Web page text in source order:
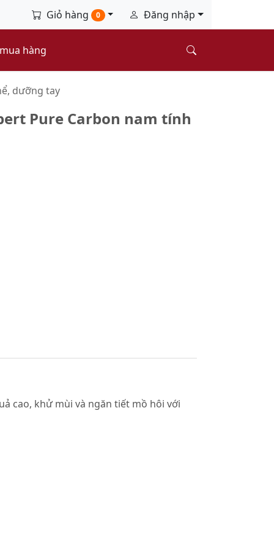
Giỏ hàng 0 Đăng nhập
hàng
dưỡng tay
Pure Carbon nam tính
cao, khử mùi và ngăn tiết mồ hôi với